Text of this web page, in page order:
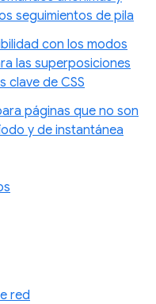
seguimientos de pila
con los modos
las superposiciones
clave de CSS
páginas que no son
y de instantánea
red